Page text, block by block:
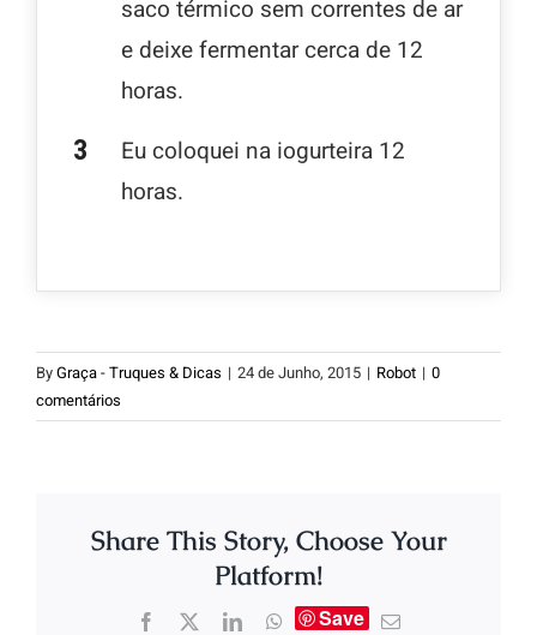
saco térmico sem correntes de ar
e deixe fermentar cerca de 12
horas.
Eu coloquei na iogurteira 12
horas.
ByGraça - Truques & Dicas | 24 de Junho, 2015 | Robot | 0
comentários
Share This Story, Choose Your
Platform!
Save